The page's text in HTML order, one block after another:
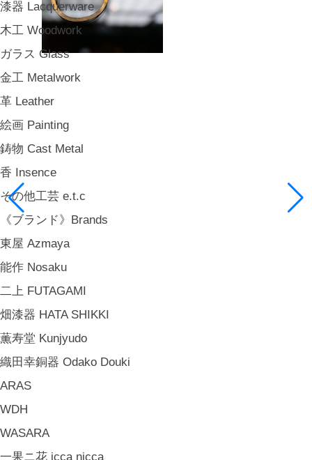
漆器 Lacquerware
木工 Woodwork
ガラス Glass
金工 Metalwork
革 Leather
絵画 Painting
鋳物 Cast Metal
香 Insence
その他工芸 e.t.c
《ブランド》Brands
東屋 Azmaya
能作 Nosaku
二上 FUTAGAMI
畑漆器 HATA SHIKKI
薫寿堂 Kunjyudo
織田幸銅器 Odako Douki
ARAS
WDH
WASARA
一果ニ花 icca nicca